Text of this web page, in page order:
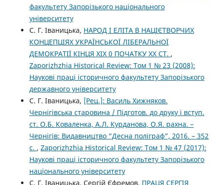
факультету Запорізького національного
університету
С. Г. Іваницька, НАРОД І ЕЛІТА В НАЦІЄТВОРЧИХ
КОНЦЕПЦІЯХ УКРАЇНСЬКОЇ ЛІБЕРАЛЬНОЇ
ДЕМОКРАТІЇ КІНЦЯ XIX 0 ПОЧАТКУ ХХ СТ. ,
Zaporizhzhia Historical Review: Том 1 № 23 (2008):
Наукові праці історичного факультету Запорізького
державного університету
С. Г. Іваницька, [Рец.]: Василь Хижняков.
Чернігівська старовина / Підготов. до друку і вступ.
ст. О.Б. Коваленка, А.Л. Курданова, О.Я. рахна. –
Чернігів: Видавництво “Десна поліграф”, 2016. – 352
с. , Zaporizhzhia Historical Review: Том 1 № 47 (2017):
Наукові праці історичного факультету Запорізького
національного університету
С. Г. Іваницька, Сергій Єфремов, ПРАЦЯ СЕРГІЯ